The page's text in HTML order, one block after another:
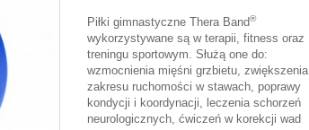
Piłki gimnastyczne Thera Band®
wykorzystywane są w terapii, fitness oraz
treningu sportowym. Służą one do:
wzmocnienia mięśni grzbietu, zwiększenia
zakresu ruchomości w stawach, poprawy
kondycji i koordynacji, leczenia schorzeń
neurologicznych, ćwiczeń w korekcji wad